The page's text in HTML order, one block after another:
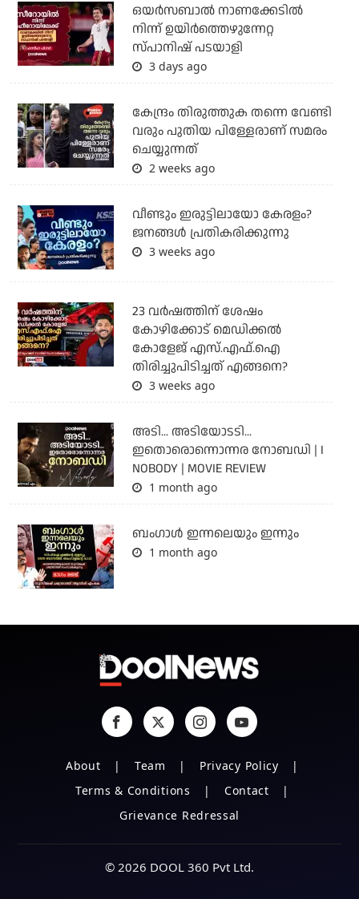
ഒയര്‍സബാൽ നാണക്കേടിൽ
നിന്ന് ഉയിർത്തെഴുന്നേറ്റ
സ്പാനിഷ് പടയാളി
3 days ago
കേന്ദ്രം തിരുത്തുക തന്നെ വേണ്ടി
വരും പുതിയ പിള്ളേരാണ് സമരം
ചെയ്യുന്നത്
2 weeks ago
വീണ്ടും ഇരുട്ടിലായോ കേരളം?
ജനങ്ങൾ പ്രതികരിക്കുന്നു
3 weeks ago
23 വർഷത്തിന് ശേഷം
കോഴിക്കോട് മെഡിക്കൽ
കോളേജ് എസ്.എഫ്.ഐ
തിരിച്ചുപിടിച്ചത് എങ്ങനെ?
3 weeks ago
അടി... അടിയോടടി...
ഇതൊരൊന്നൊന്നര നോബഡി | I
NOBODY | MOVIE REVIEW
1 month ago
ബംഗാള്‍ ഇന്നലെയും ഇന്നും
1 month ago
About Team
Privacy Policy
Terms & Conditions
Contact
Grievance Redressal
© 2026 DOOL 360 Pvt Ltd.